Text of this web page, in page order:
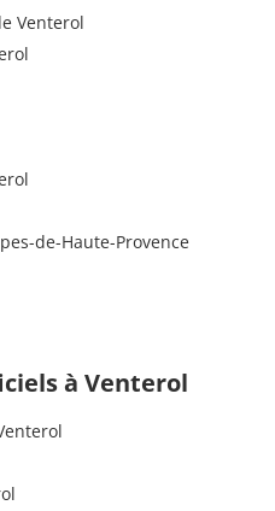
Venterol
de-Haute-Provence
à Venterol